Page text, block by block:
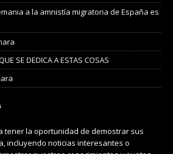
a la amnistía migratoria de España es
SE DEDICA A ESTAS COSAS
tener la oportunidad de demostrar sus
incluyendo noticias interesantes o